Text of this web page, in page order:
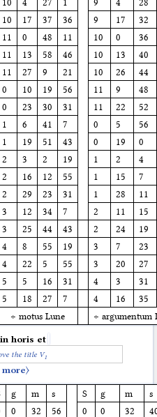
10 4 27 1 9 4
28
10 17 37 36 9 17
32
11 0 48 11 10 0
36
11 13 58 46 10 13
40
11 27 9 21 10 26
44
0 10 19 56 11 9
48
0 23 30 31 11 22
52
1 6 41 7 0 5
56
1 19 51 43 0 19
0
2 3 2 19 1 2
4
2 16 12 55 1 15
7
2 29 23 31 1 28
11
3 12 34 7 2 11
15
3 25 44 43 2 24
19
4 8 55 19 3 7
23
4 22 5 55 3 20
27
5 5 16 31 4 3
31
5 18 27 7 4 16
35
÷ motus Lune ÷ argumentum
horis et
the title V1
g m s S g m
s
0 32 56 0 0 32